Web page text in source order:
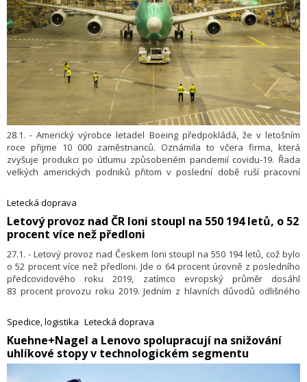
28.1. - Americký výrobce letadel Boeing předpokládá, že v letošním
roce přijme 10 000 zaměstnanců. Oznámila to včera firma, která
zvyšuje produkci po útlumu způsobeném pandemií covidu-19. Řada
velkých amerických podniků přitom v poslední době ruší pracovní
Letecká doprava
Letový provoz nad ČR loni stoupl na 550 194 letů, o 52
procent více než předloni
27.1. - Letový provoz nad Českem loni stoupl na 550 194 letů, což bylo
o 52 procent více než předloni. Jde o 64 procent úrovně z posledního
předcovidového roku 2019, zatímco evropský průměr dosáhl
83 procent provozu roku 2019. Jedním z hlavních důvodů odlišného
Dnes to na tiskové konferenci uvedli předseda představenstva Letiště
Praha Jiří Pos a ředitel Řízení letového provozu ČR Jan Klas.
Spedice, logistika Letecká doprava
Kuehne+Nagel a Lenovo spolupracují na snižování
uhlíkové stopy v technologickém segmentu